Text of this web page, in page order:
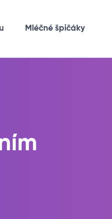
Mléčné špičáky